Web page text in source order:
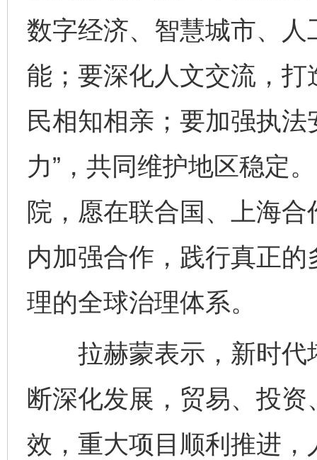
数字经济、智慧城市、
能；要深化人文交流，
民相知相亲；要加强执
力”，共同维护地区稳定
院，愿在联合国、上海
内加强合作，践行真正
理的全球治理体系。
拉赫蒙表示，新时代
断深化发展，贸易、投
效，重大项目顺利推进